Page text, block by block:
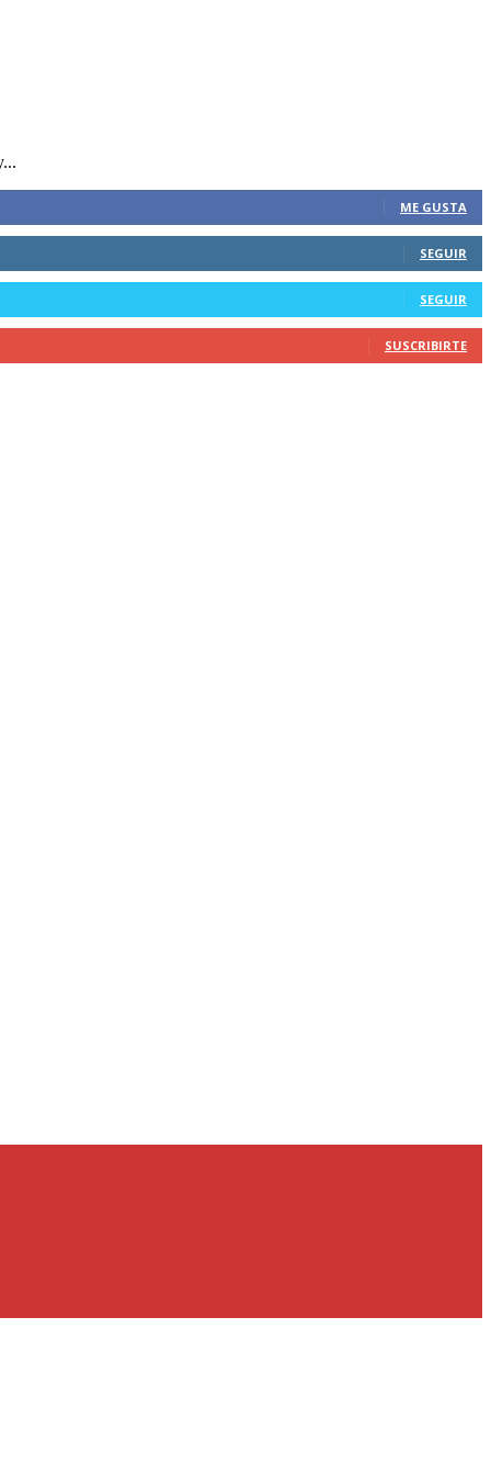
ME GUSTA
SEGUIR
SEGUIR
SUSCRIBIRTE